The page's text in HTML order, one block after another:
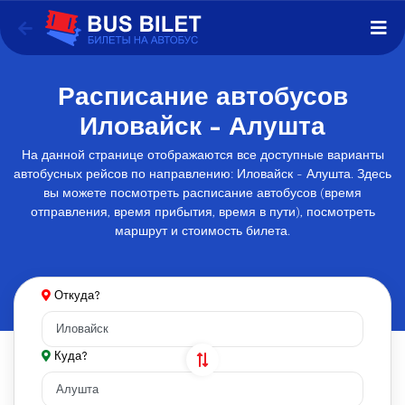
Расписание автобусов
Иловайск - Алушта
На данной странице отображаются все доступные варианты
автобусных рейсов по направлению: Иловайск - Алушта. Здесь
вы можете посмотреть расписание автобусов (время
отправления, время прибытия, время в пути), посмотреть
маршрут и стоимость билета.
Откуда?
Куда?